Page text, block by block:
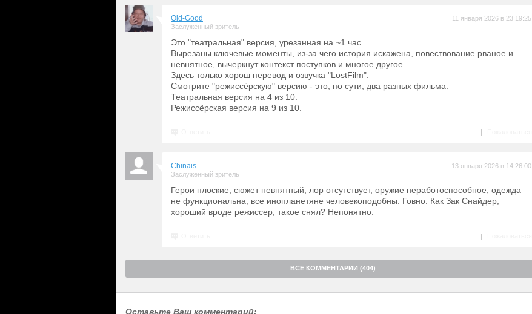
Old-Good
Заслуженный зритель
11 января 2026 в 23:19:25
Это "театральная" версия, урезанная на ~1 час.
Вырезаны ключевые моменты, из-за чего история искажена, повествование рваное и
невнятное, вычеркнут контекст поступков и многое другое.
Здесь только хорош перевод и озвучка "LostFilm".
Смотрите "режиссёрскую" версию - это, по сути, два разных фильма.
Театральная версия на 4 из 10.
Режиссёрская версия на 9 из 10.
|
Chinais
Заслуженный зритель
13 января 2026 в 14:26:00
Герои плоские, сюжет невнятный, лор отсутствует, оружие неработоспособное, одежда
не функциональна, все инопланетяне человекоподобны. Говно. Как Зак Снайдер,
хороший вроде режиссер, такое снял? Непонятно.
|
ВСЕ КОММЕНТАРИИ (404)
Оставьте Ваш комментарий: